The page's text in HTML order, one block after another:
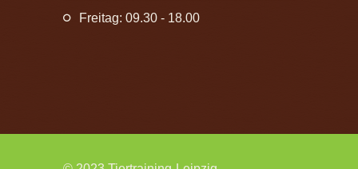
Freitag: 09.30 - 18.00